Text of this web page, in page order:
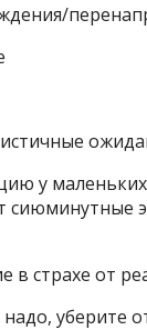
у
сиюминутные
в страхе от
уберите